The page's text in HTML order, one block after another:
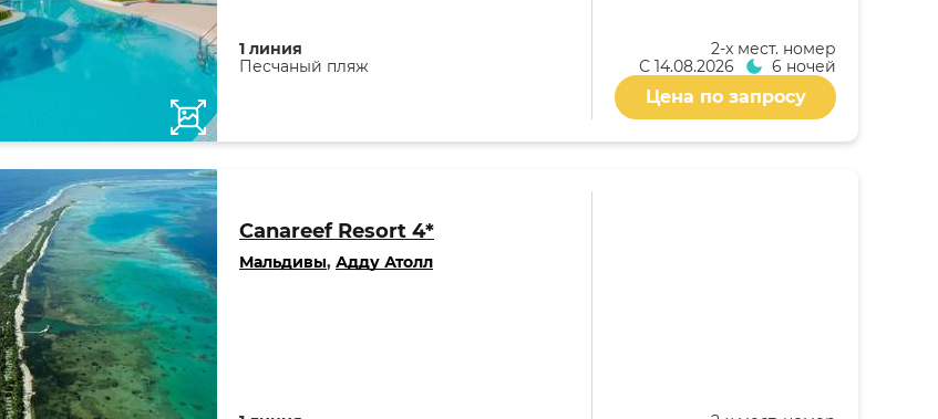
1 линия
Песчаный пляж
2-x мест. номер
С 14.08.2026 6 ночей
Цена по запросу
Canareef Resort 4*
Мальдивы, Адду Атолл